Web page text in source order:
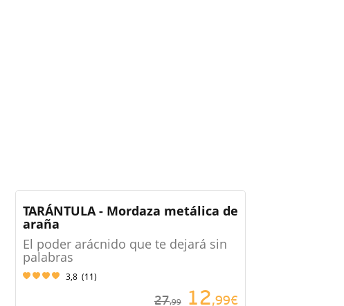
TARÁNTULA - Mordaza metálica de
araña
El poder arácnido que te dejará sin
palabras
3,8(11)
27,99 12,99€